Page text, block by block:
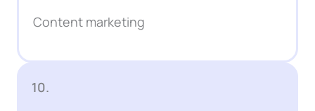
Content marketing
10.